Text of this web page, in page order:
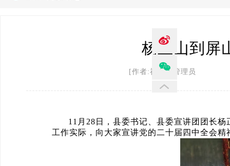
杨正山到屏
[作者:禄劝县管理员 发
11月28日，县委书记、县委宣讲团团长
工作实际，向大家宣讲党的二十届四中全会精